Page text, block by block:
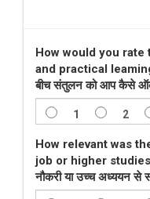
How would you
and practical leaming?
बीच संतुलन को आप कैसे
1 2
How relevant was
job or higher
नौकरी या उच्च अध्ययन से